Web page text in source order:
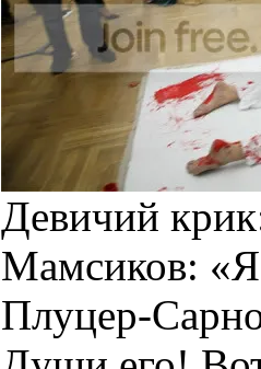
Девичий
Мамсиков: «Я
Плуцер-